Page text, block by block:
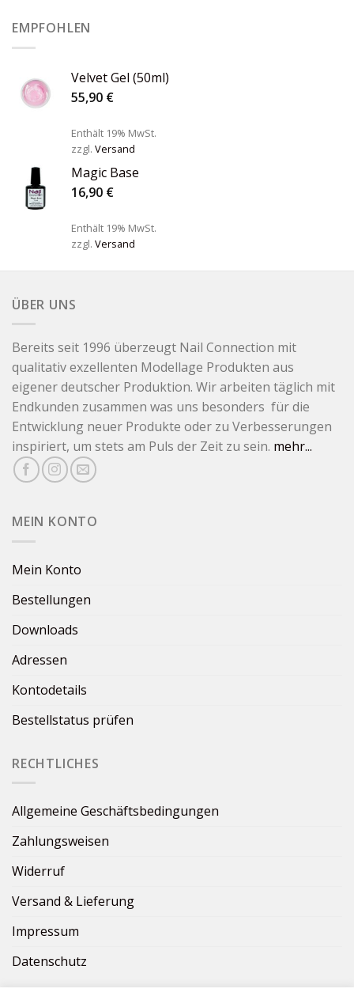
EMPFOHLEN
Velvet Gel (50ml)
55,90 €
Enthält 19% MwSt.
zzgl. Versand
Magic Base
16,90 €
Enthält 19% MwSt.
zzgl. Versand
ÜBER UNS
Bereits seit 1996 überzeugt Nail Connection mit
qualitativ exzellenten Modellage Produkten aus
eigener deutscher Produktion. Wir arbeiten täglich mit
Endkunden zusammen was uns besonders für die
Entwicklung neuer Produkte oder zu Verbesserungen
inspiriert, um stets am Puls der Zeit zu sein. mehr...
MEIN KONTO
Mein Konto
Bestellungen
Downloads
Adressen
Kontodetails
Bestellstatus prüfen
RECHTLICHES
Allgemeine Geschäftsbedingungen
Zahlungsweisen
Widerruf
Versand & Lieferung
Impressum
Datenschutz